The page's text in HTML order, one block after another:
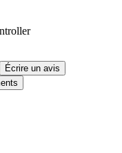
Écrire un avis